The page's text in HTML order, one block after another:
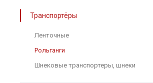
Транспортёры
Ленточные
Рольганги
Шнековые транспортеры, шнеки